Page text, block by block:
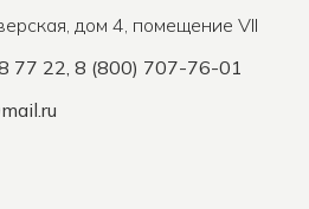
дом 4, помещение VII
77 22, 8 (800) 707-76-01